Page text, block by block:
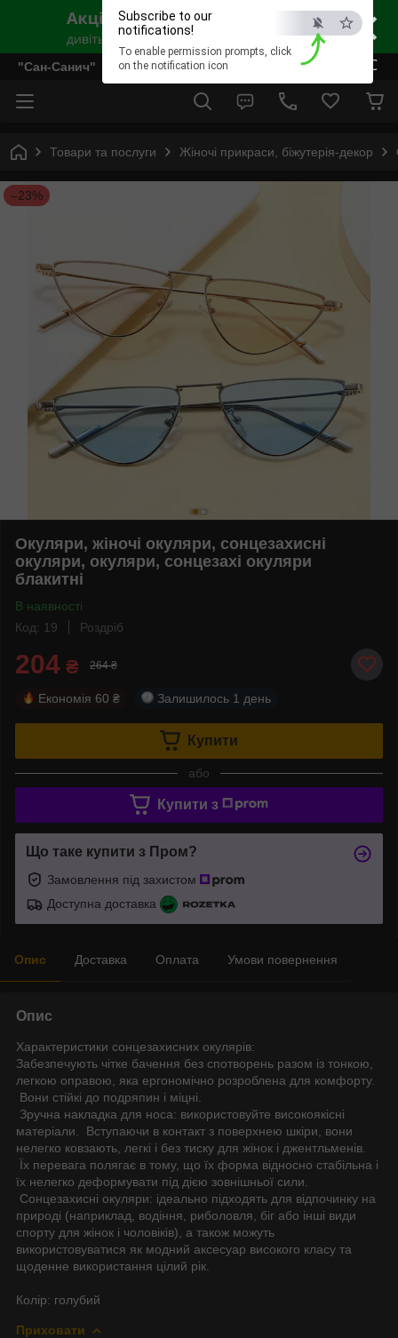
×
ESC
Subscribe to our
notifications!
To enable permission prompts, click
on the notification icon
"Сан-Санич"
Товари та послуги Жіночі прикраси, біжутерія-декор
–23%
Окуляри, жіночі окуляри, сонцезахисні
окуляри, окуляри, сонцезахі окуляри
блакитні
В наявності
Код: 19
Роздріб
204 ₴ 264 ₴
Економія 60 ₴ Залишилось 1 день
Купити
або
Купити з
Що таке купити з Пром?
Замовлення під захистом
Доступна доставка
Опис Доставка Оплата Умови повернення
Опис
Характеристики сонцезахисних окулярів:
Забезпечують чітке бачення без спотворень разом із тонкою,
легкою оправою, яка ергономічно розроблена для комфорту.
Вони стійкі до подряпин і міцні.
Зручна накладка для носа: використовуйте високоякісні
матеріали. Вступаючи в контакт з поверхнею шкіри, вони
нелегко ковзають, легкі і без тиску для жінок і джентльменів.
Їх перевага полягає в тому, що їх форма відносно стабільна і
їх нелегко деформувати під дією зовнішньої сили.
Сонцезахисні окуляри: ідеально підходять для відпочинку на
природі (наприклад, водіння, риболовля, біг або інші види
спорту для жінок і чоловіків), а також можуть
використовуватися як модний аксесуар високого класу та
щоденне використання цілий рік.
Колір: голубий
Приховати